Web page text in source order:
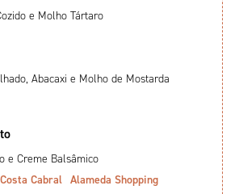
e Molho Tártaro
Abacaxi e Molho de Mostarda
e Creme Balsâmico
Costa Cabral Alameda Shopping